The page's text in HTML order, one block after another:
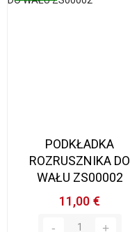
PODKŁADKA
ROZRUSZNIKA DO
WAŁU ZS00002
11,00 €